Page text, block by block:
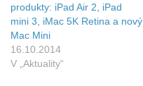
produkty: iPad Air 2, iPad
mini 3, iMac 5K Retina a nový
Mac Mini
16.10.2014
V „Aktuality“